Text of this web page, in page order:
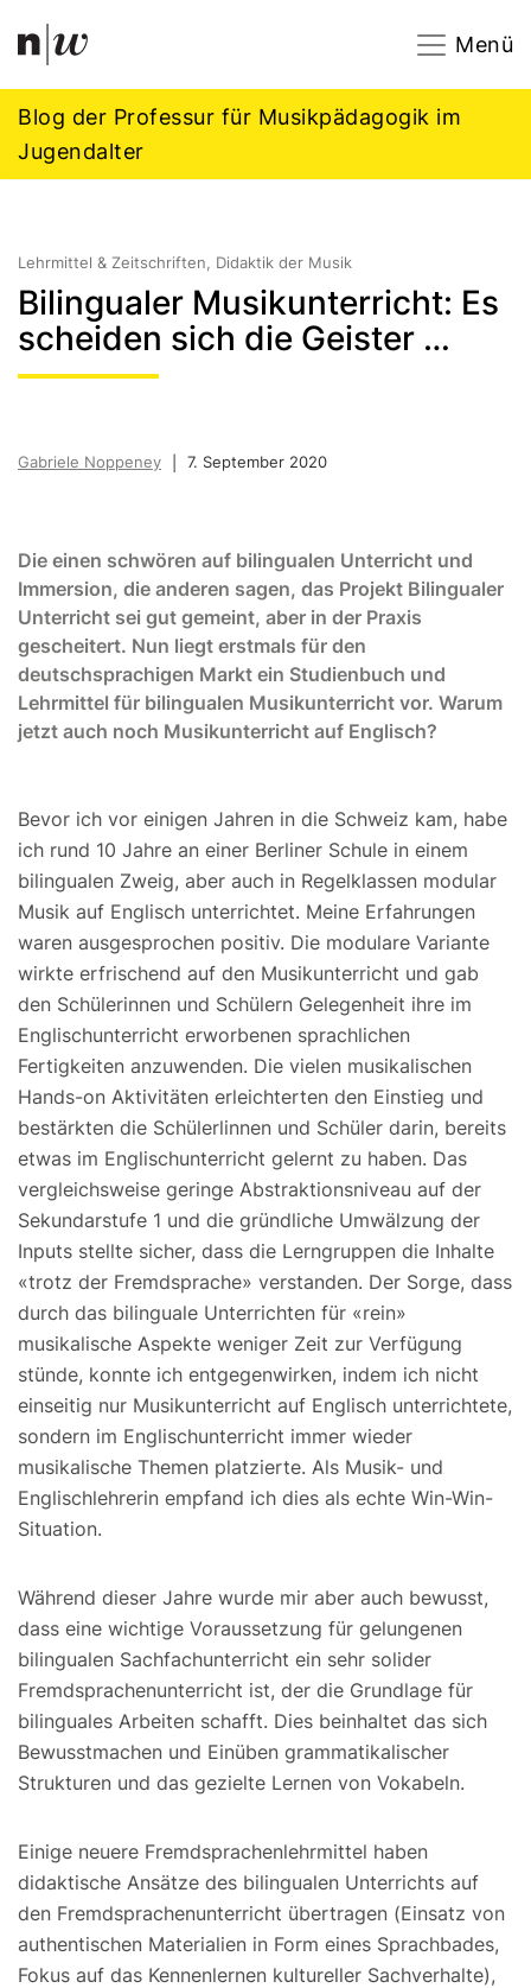
Navigation
Menü
Blog der Professur für Musikpädagogik im
Jugendalter
Lehrmittel & Zeitschriften, Didaktik der Musik
Bilingualer Musikunterricht: Es
scheiden sich die Geister …
Gabriele Noppeney 7. September 2020
Die einen schwören auf bilingualen Unterricht und
Immersion, die anderen sagen, das Projekt Bilingualer
Unterricht sei gut gemeint, aber in der Praxis
gescheitert. Nun liegt erstmals für den
deutschsprachigen Markt ein Studienbuch und
Lehrmittel für bilingualen Musikunterricht vor. Warum
jetzt auch noch Musikunterricht auf Englisch?
Bevor ich vor einigen Jahren in die Schweiz kam, habe
ich rund 10 Jahre an einer Berliner Schule in einem
bilingualen Zweig, aber auch in Regelklassen modular
Musik auf Englisch unterrichtet. Meine Erfahrungen
waren ausgesprochen positiv. Die modulare Variante
wirkte erfrischend auf den Musikunterricht und gab
den Schülerinnen und Schülern Gelegenheit ihre im
Englischunterricht erworbenen sprachlichen
Fertigkeiten anzuwenden. Die vielen musikalischen
Hands-on Aktivitäten erleichterten den Einstieg und
bestärkten die Schülerlinnen und Schüler darin, bereits
etwas im Englischunterricht gelernt zu haben. Das
vergleichsweise geringe Abstraktionsniveau auf der
Sekundarstufe 1 und die gründliche Umwälzung der
Inputs stellte sicher, dass die Lerngruppen die Inhalte
«trotz der Fremdsprache» verstanden. Der Sorge, dass
durch das bilinguale Unterrichten für «rein»
musikalische Aspekte weniger Zeit zur Verfügung
stünde, konnte ich entgegenwirken, indem ich nicht
einseitig nur Musikunterricht auf Englisch unterrichtete,
sondern im Englischunterricht immer wieder
musikalische Themen platzierte. Als Musik- und
Englischlehrerin empfand ich dies als echte Win-Win-
Situation.
Während dieser Jahre wurde mir aber auch bewusst,
dass eine wichtige Voraussetzung für gelungenen
bilingualen Sachfachunterricht ein sehr solider
Fremdsprachenunterricht ist, der die Grundlage für
bilinguales Arbeiten schafft. Dies beinhaltet das sich
Bewusstmachen und Einüben grammatikalischer
Strukturen und das gezielte Lernen von Vokabeln.
Einige neuere Fremdsprachenlehrmittel haben
didaktische Ansätze des bilingualen Unterrichts auf
den Fremdsprachenunterricht übertragen (Einsatz von
authentischen Materialien in Form eines Sprachbades,
Fokus auf das Kennenlernen kultureller Sachverhalte),
Footer